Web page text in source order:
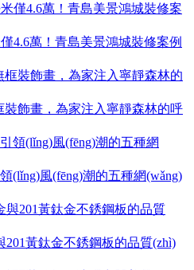
4.6萬！青島美景鴻城裝修案例
裝飾畫，為家注入寧靜森林的呼
(lǐng)風(fēng)潮的五種網(wǎng)
黃鈦金不銹鋼板的品質(zhì)